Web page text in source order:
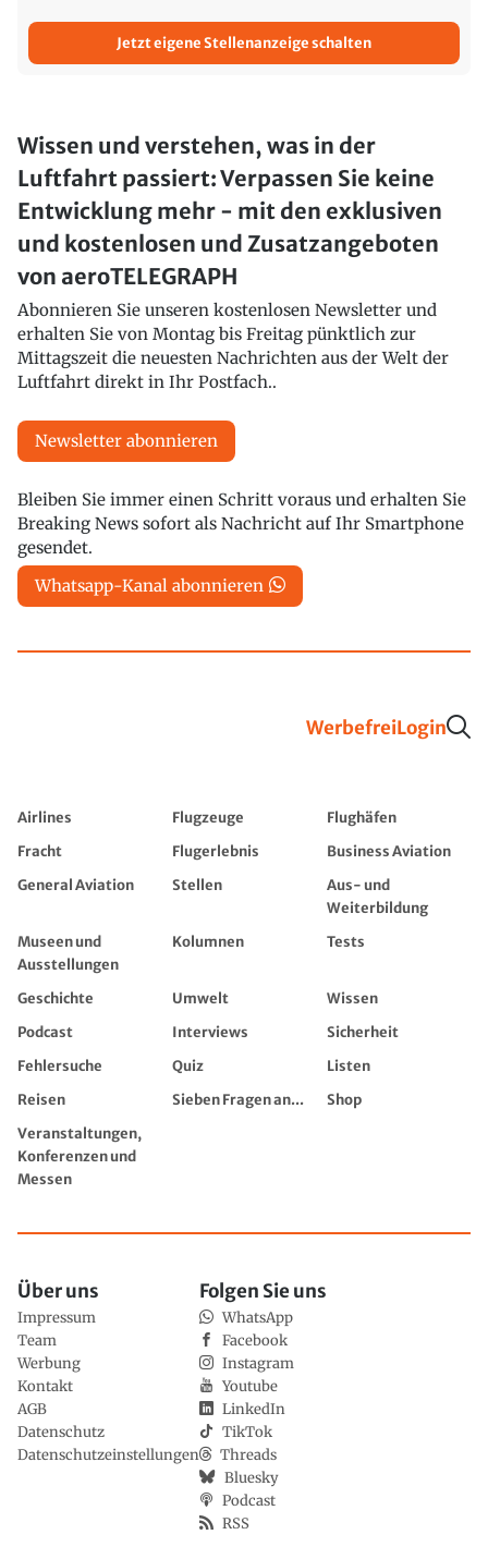
Jetzt eigene Stellenanzeige schalten
Wissen und verstehen, was in der
Luftfahrt passiert: Verpassen Sie keine
Entwicklung mehr - mit den exklusiven
und kostenlosen und Zusatzangeboten
von aeroTELEGRAPH
Abonnieren Sie unseren kostenlosen Newsletter und
erhalten Sie von Montag bis Freitag pünktlich zur
Mittagszeit die neuesten Nachrichten aus der Welt der
Luftfahrt direkt in Ihr Postfach..
Newsletter abonnieren
Bleiben Sie immer einen Schritt voraus und erhalten Sie
Breaking News sofort als Nachricht auf Ihr Smartphone
gesendet.
Whatsapp-Kanal abonnieren
WerbefreiLogin
Airlines Flugzeuge
Flughäfen
Fracht
Flugerlebnis
Business Aviation
General Aviation
Stellen
Aus- und
Weiterbildung
Museen und
Ausstellungen
Kolumnen Tests
Geschichte Umwelt
Wissen
Podcast
Interviews
Sicherheit
Fehlersuche
Quiz
Listen
Reisen
Sieben Fragen an...
Shop
Veranstaltungen,
Konferenzen und
Messen
Über uns
Impressum
Team
Werbung
Kontakt
AGB
Datenschutz
Datenschutzeinstellungen
Folgen Sie uns
WhatsApp
Facebook
Instagram
Youtube
LinkedIn
TikTok
Threads
Bluesky
Podcast
RSS